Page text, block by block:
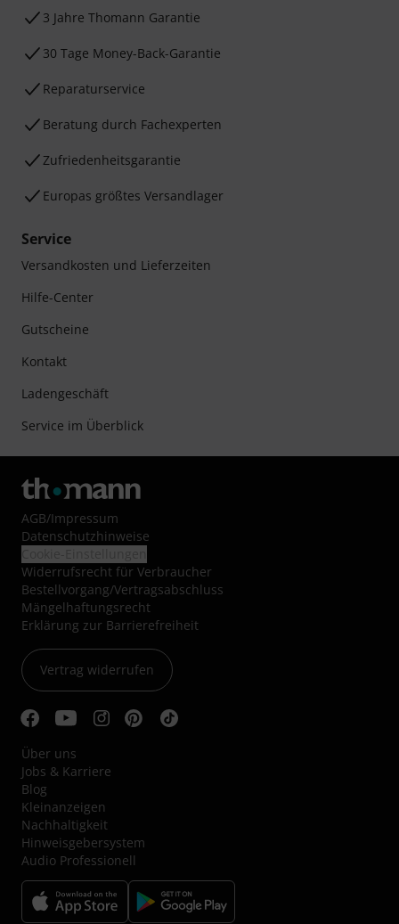
3 Jahre Thomann Garantie
30 Tage Money-Back-Garantie
Reparaturservice
Beratung durch Fachexperten
Zufriedenheitsgarantie
Europas größtes Versandlager
Service
Versandkosten und Lieferzeiten
Hilfe-Center
Gutscheine
Kontakt
Ladengeschäft
Service im Überblick
AGB/Impressum
Datenschutzhinweise
Widerrufsrecht für Verbraucher
Bestellvorgang/Vertragsabschluss
Mängelhaftungsrecht
Erklärung zur Barrierefreiheit
Vertrag widerrufen
Über uns
Jobs & Karriere
Blog
Kleinanzeigen
Nachhaltigkeit
Hinweisgebersystem
Audio Professionell